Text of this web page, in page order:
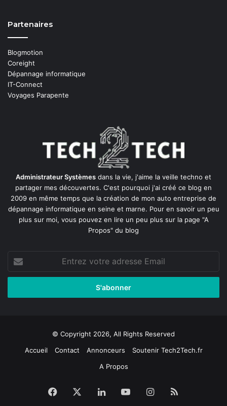
Partenaires
Blogmotion
Coreight
Dépannage informatique
IT-Connect
Voyages Parapente
Administrateur Systèmes dans la vie, j'aime la veille techno et
partager mes découvertes. C'est pourquoi j'ai créé ce blog en
2009 en même temps que la création de mon auto entreprise de
dépannage informatique en seine et marne. Pour en savoir un peu
plus sur moi, vous pouvez en lire un peu plus sur la page "A
Propos" du blog
Entrez
votre
adresse
© Copyright 2026, All Rights Reserved
Accueil
Contact Annonceurs
Soutenir Tech2Tech.fr
A Propos
Facebook LinkedinYouTubeInstagram